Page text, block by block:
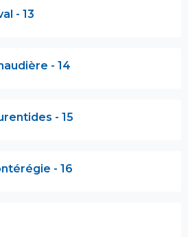
- 13
- 14
- 15
- 16